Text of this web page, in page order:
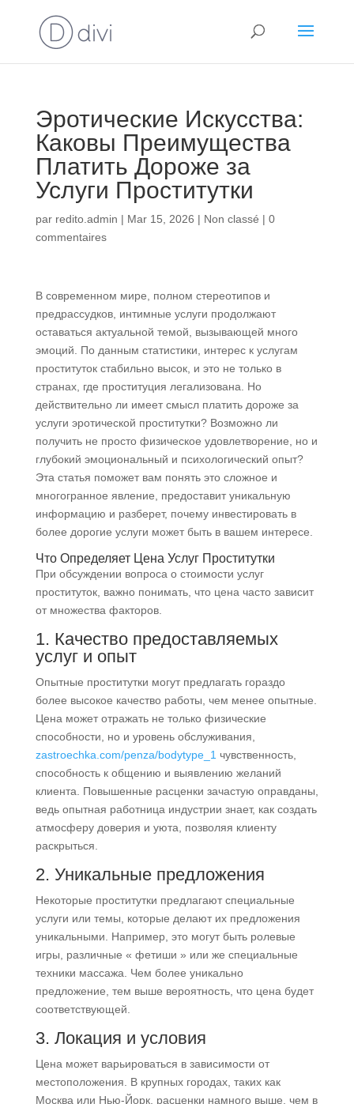
Эротические Искусства:
Каковы Преимущества
Платить Дороже за
Услуги Проститутки
par redito.admin | Mar 15, 2026 | Non classé | 0
commentaires
В современном мире, полном стереотипов и
предрассудков, интимные услуги продолжают
оставаться актуальной темой, вызывающей много
эмоций. По данным статистики, интерес к услугам
проституток стабильно высок, и это не только в
странах, где проституция легализована. Но
действительно ли имеет смысл платить дороже за
услуги эротической проститутки? Возможно ли
получить не просто физическое удовлетворение, но и
глубокий эмоциональный и психологический опыт?
Эта статья поможет вам понять это сложное и
многогранное явление, предоставит уникальную
информацию и разберет, почему инвестировать в
более дорогие услуги может быть в вашем интересе.
Что Определяет Цена Услуг Проститутки
При обсуждении вопроса о стоимости услуг
проституток, важно понимать, что цена часто зависит
от множества факторов.
1. Качество предоставляемых
услуг и опыт
Опытные проститутки могут предлагать гораздо
более высокое качество работы, чем менее опытные.
Цена может отражать не только физические
способности, но и уровень обслуживания,
zastroechka.com/penza/bodytype_1 чувственность,
способность к общению и выявлению желаний
клиента. Повышенные расценки зачастую оправданы,
ведь опытная работница индустрии знает, как создать
атмосферу доверия и уюта, позволяя клиенту
раскрыться.
2. Уникальные предложения
Некоторые проститутки предлагают специальные
услуги или темы, которые делают их предложения
уникальными. Например, это могут быть ролевые
игры, различные « фетиши » или же специальные
техники массажа. Чем более уникально
предложение, тем выше вероятность, что цена будет
соответствующей.
3. Локация и условия
Цена может варьироваться в зависимости от
местоположения. В крупных городах, таких как
Москва или Нью-Йорк, расценки намного выше, чем в